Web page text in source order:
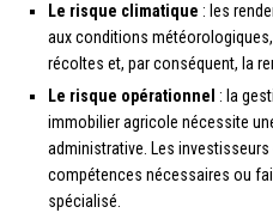
Le risque climatique : les
aux conditions
récoltes et, par conséquent, la
Le risque opérationnel : la
immobilier agricole nécessite
administrative. Les
compétences nécessaires ou
spécialisé.